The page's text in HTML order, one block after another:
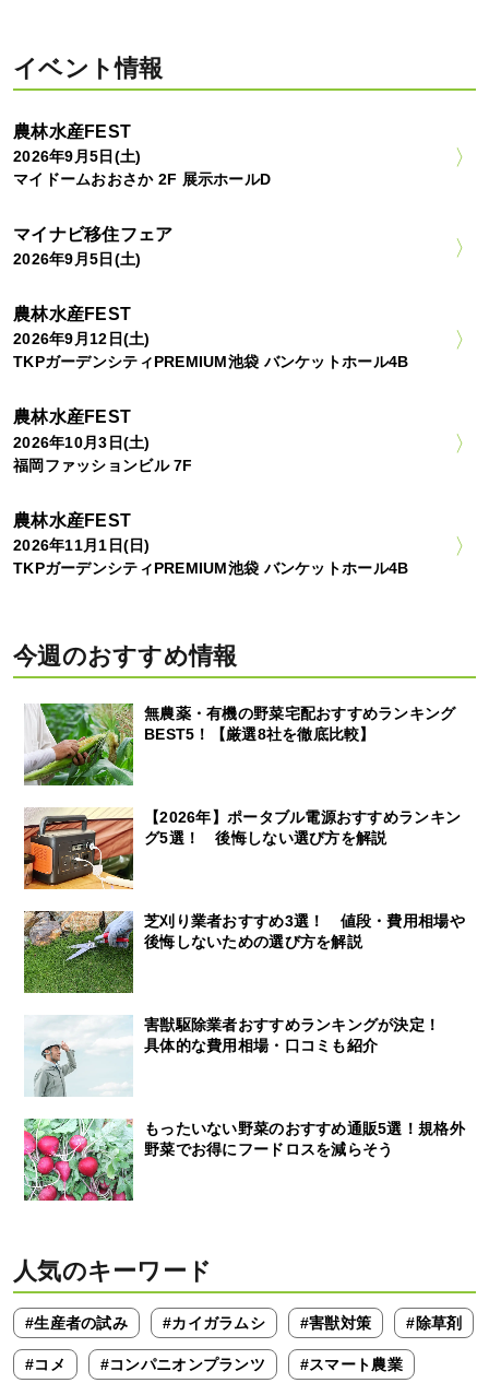
イベント情報
農林水産FEST
2026年9月5日(土)
マイドームおおさか 2F 展示ホールD
マイナビ移住フェア
2026年9月5日(土)
農林水産FEST
2026年9月12日(土)
TKPガーデンシティPREMIUM池袋 バンケットホール4B
農林水産FEST
2026年10月3日(土)
福岡ファッションビル 7F
農林水産FEST
2026年11月1日(日)
TKPガーデンシティPREMIUM池袋 バンケットホール4B
今週のおすすめ情報
無農薬・有機の野菜宅配おすすめランキング
BEST5！【厳選8社を徹底比較】
【2026年】ポータブル電源おすすめランキン
グ5選！ 後悔しない選び方を解説
芝刈り業者おすすめ3選！ 値段・費用相場や
後悔しないための選び方を解説
害獣駆除業者おすすめランキングが決定！
具体的な費用相場・口コミも紹介
もったいない野菜のおすすめ通販5選！規格外
野菜でお得にフードロスを減らそう
人気のキーワード
#生産者の試み #カイガラムシ #害獣対策 #除草剤
#コメ #コンパニオンプランツ #スマート農業